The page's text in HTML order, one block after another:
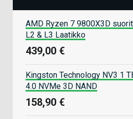
AMD Ryzen 7 9800X3D
L2 & L3 Laatikko
439,00 €
Kingston Technology NV3 1
4.0 NVMe 3D NAND
158,90 €